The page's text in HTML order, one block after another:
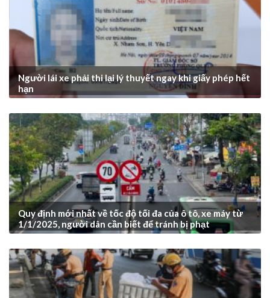
Người lái xe phải thi lại lý thuyết ngay khi giấy phép hết
hạn
Quy định mới nhất về tốc độ tối đa của ô tô, xe máy từ
1/1/2025, người dân cần biết để tránh bị phạt